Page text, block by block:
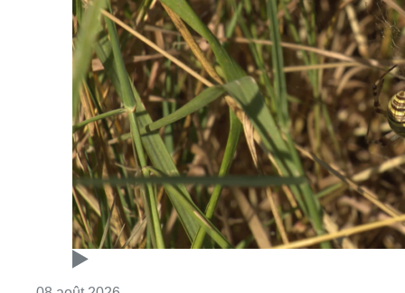
08 août 2026Consulter l'article "Au Moeraske, Bart
Marathon de contrôles de vitesse
ce week-end: “Une moto a été
flashée à 121 km/h sur l’avenue de
Tervuren”